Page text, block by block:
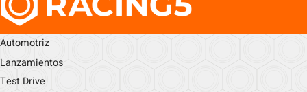
Automotriz
Lanzamientos
Test Drive